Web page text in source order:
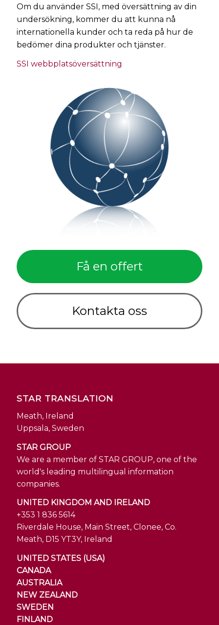
Om du använder SSI, med översättning av din
undersökning, kommer du att kunna nå
internationella kunder och ta reda på hur de
bedömer dina produkter och tjänster.
SSI webbplatsöversättning
Få en offert
Kontakta oss
STAR TRANSLATION
Meath, Ireland
Uppsala, Sweden
STAR GROUP
We are a member of STAR GROUP, one of the
world's leading multilingual information
companies.
UNITED KINGDOM AND IRELAND
+353 1 836 5614
Riverdale House, Main Street, Clonee, Co.
Meath, D15 YT3Y, Ireland
UNITED STATES (USA)
CANADA
AUSTRALIA
NEW ZEALAND
SWEDEN
FINLAND